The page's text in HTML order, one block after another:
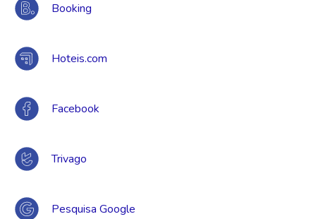
Booking
Hoteis.com
Facebook
Trivago
Pesquisa Google